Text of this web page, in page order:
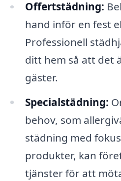
Offertstädning:
hand inför en fest
Professionell
ditt hem så att det
gäster.
Specialstädning:
behov, som
städning med
produkter, kan
tjänster för att